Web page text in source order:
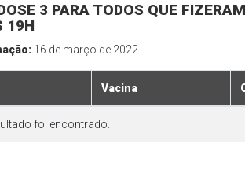
3 PARA TODOS QUE
19H
16 de março de 2022
Vacina
foi encontrado.